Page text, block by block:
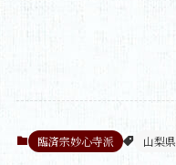
臨済宗妙心寺派 山梨県